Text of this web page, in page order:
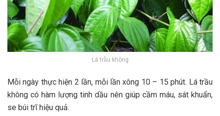
Lá trầu không
Mỗi ngày thực hiện 2 lần, mỗi lần xông 10 – 15 phút. Lá trầu
không có hàm lượng tinh dầu nên giúp cầm máu, sát khuẩn,
se búi trĩ hiệu quả.